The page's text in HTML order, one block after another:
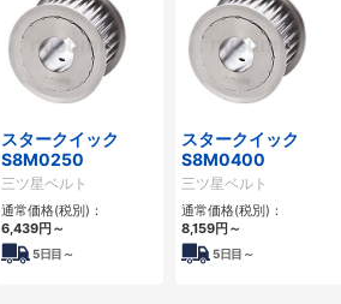
スタークイック
S8M0250
三ツ星ベルト
通常価格(税別)：
6,439円 ～
5日目～
スタークイック
S8M0400
三ツ星ベルト
通常価格(税別)：
8,159円 ～
5日目～